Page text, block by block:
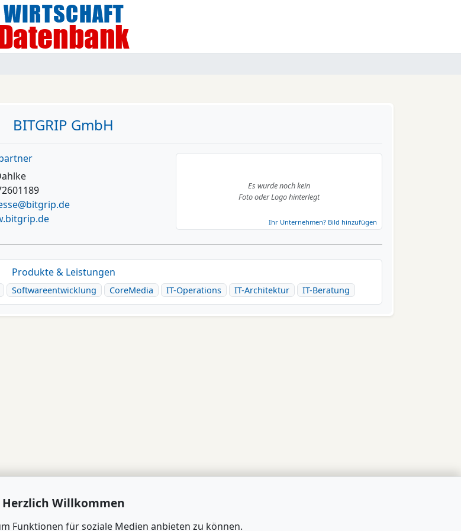
BITGRIP GmbH
Es wurde noch kein
Foto oder Logo hinterlegt
Ihr Unternehmen? Bild hinzufügen
Produkte & Leistungen
Softwareentwicklung CoreMedia IT-Operations IT-Architektur IT-Beratung
Herzlich Willkommen
Funktionen für soziale Medien anbieten zu können.